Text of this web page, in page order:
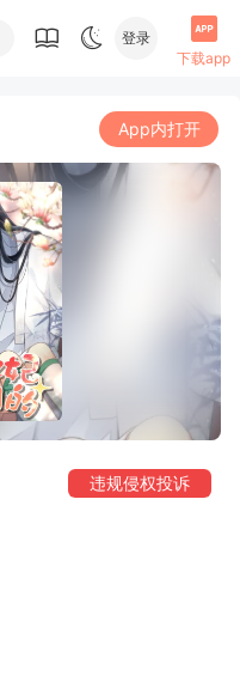
登录
下载app
App内打开
违规侵权投诉